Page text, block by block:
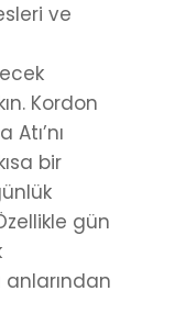
ve
Kordon
bir
gün
anlarından